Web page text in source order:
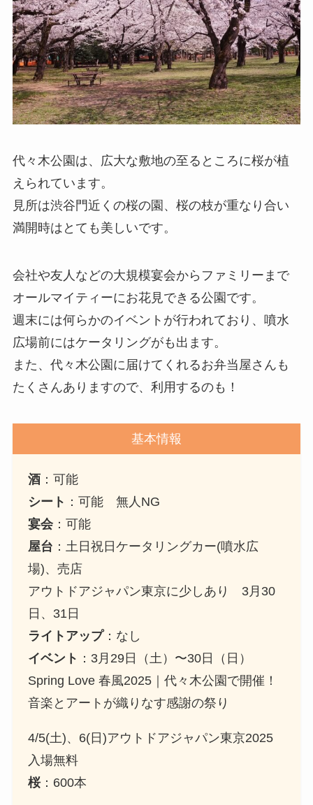
代々木公園は、広大な敷地の至るところに桜が植
えられています。
見所は渋谷門近くの桜の園、桜の枝が重なり合い
満開時はとても美しいです。
会社や友人などの大規模宴会からファミリーまで
オールマイティーにお花見できる公園です。
週末には何らかのイベントが行われており、噴水
広場前にはケータリングがも出ます。
また、代々木公園に届けてくれるお弁当屋さんも
たくさんありますので、利用するのも！
基本情報
酒 ：可能
シート ：可能 無人NG
宴会：可能
屋台 ：土日祝日ケータリングカー(噴水広
場)、売店
アウトドアジャパン東京に少しあり 3月30
日、31日
ライトアップ：なし
イベント ：3月29日（土）〜30日（日）
Spring Love 春風2025｜代々木公園で開催！
音楽とアートが織りなす感謝の祭り
4/5(土)、6(日)アウトドアジャパン東京2025
入場無料
桜：600本